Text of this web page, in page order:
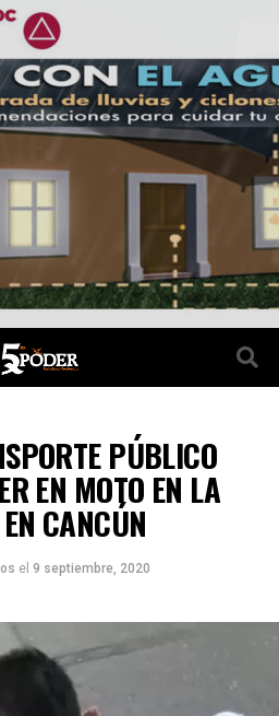
PÚBLICO
EN MOTO EN LA
CANCÚN
el 9 septiembre, 2020